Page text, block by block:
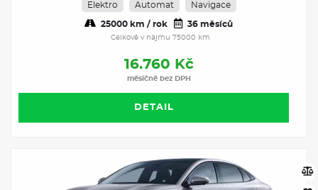
Elektro Automat Navigace
25000 km / rok 36 měsíců
Celkově v nájmu 75000 km
16.760 Kč
měsíčně bez DPH
DETAIL